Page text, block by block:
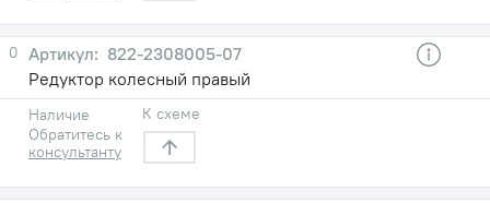
0
822-2308005-07
Редуктор колесный правый
Наличие
Обратитесь к
консультанту
К схеме